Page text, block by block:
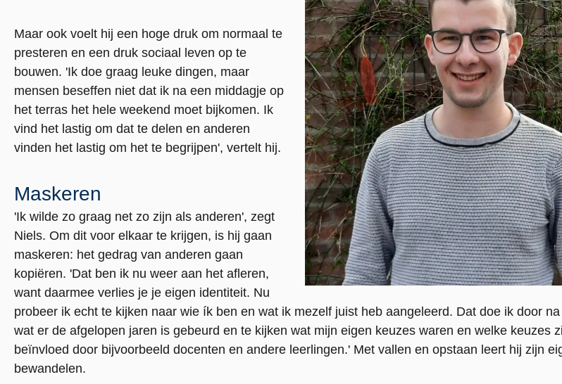
Maar ook voelt hij een hoge druk om normaal te
presteren en een druk sociaal leven op te
bouwen. 'Ik doe graag leuke dingen, maar
mensen beseffen niet dat ik na een middagje op
het terras het hele weekend moet bijkomen. Ik
vind het lastig om dat te delen en anderen
vinden het lastig om het te begrijpen', vertelt hij.
Maskeren
'Ik wilde zo graag net zo zijn als anderen', zegt
Niels. Om dit voor elkaar te krijgen, is hij gaan
maskeren: het gedrag van anderen gaan
kopiëren. 'Dat ben ik nu weer aan het afleren,
want daarmee verlies je je eigen identiteit. Nu
probeer ik echt te kijken naar wie ík ben en wat ik mezelf juist heb aangeleerd. Dat doe ik door
wat er de afgelopen jaren is gebeurd en te kijken wat mijn eigen keuzes waren en welke keuzes
beïnvloed door bijvoorbeeld docenten en andere leerlingen.' Met vallen en opstaan leert hij zijn
bewandelen.